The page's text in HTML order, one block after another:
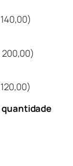
200,00)
quantidade